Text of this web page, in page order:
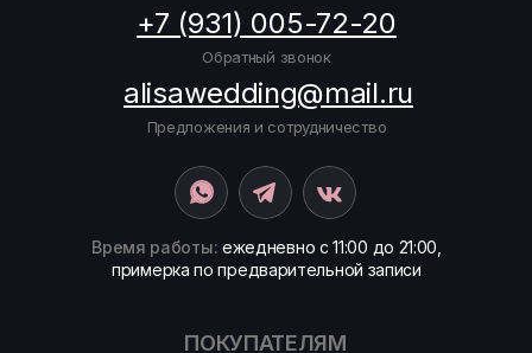
+7 (931) 005-72-20
Предложения и сотрудничество
Обратный звонок
Время работы: ежедневно с 11:00 до 21:00,
примерка по предварительной записи
alisawedding@mail.ru
ПОКУПАТЕЛЯМ